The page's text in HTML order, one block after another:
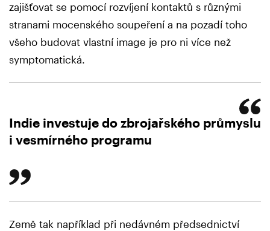
zajišťovat se pomocí rozvíjení kontaktů s různými
stranami mocenského soupeření a na pozadí toho
všeho budovat vlastní image je pro ni více než
symptomatická.
Indie investuje do zbrojařského průmyslu
i vesmírného programu
Země tak například při nedávném předsednictví